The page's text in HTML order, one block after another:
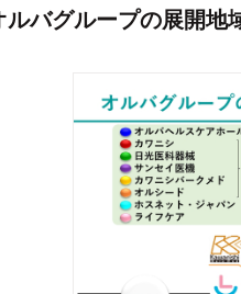
ルバグループの展開地